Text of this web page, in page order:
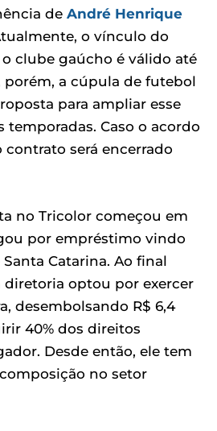
de André Henrique
o vínculo do
clube gaúcho é válido até
porém, a cúpula de futebol
para ampliar esse
temporadas. Caso o acordo
contrato será encerrado
no Tricolor começou em
por empréstimo vindo
Catarina. Ao final
diretoria optou por exercer
desembolsando R$ 6,4
40% dos direitos
Desde então, ele tem
no setor